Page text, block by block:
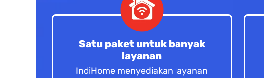
Satu paket untuk banyak
layanan
IndiHome menyediakan layanan